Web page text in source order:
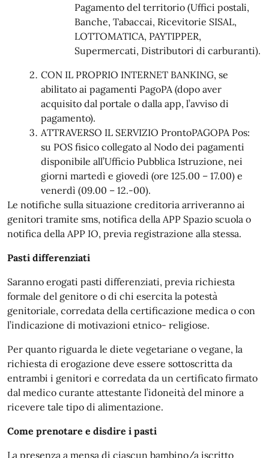
Pagamento del territorio (Uffici postali,
Banche, Tabaccai, Ricevitorie SISAL,
LOTTOMATICA, PAYTIPPER,
Supermercati, Distributori di carburanti).
CON IL PROPRIO INTERNET BANKING, se
abilitato ai pagamenti PagoPA (dopo aver
acquisito dal portale o dalla app, l’avviso di
pagamento).
ATTRAVERSO IL SERVIZIO ProntoPAGOPA Pos:
su POS fisico collegato al Nodo dei pagamenti
disponibile all’Ufficio Pubblica Istruzione, nei
giorni martedì e giovedì (ore 125.00 – 17.00) e
venerdì (09.00 – 12.-00).
Le notifiche sulla situazione creditoria arriveranno ai
genitori tramite sms, notifica della APP Spazio scuola o
notifica della APP IO, previa registrazione alla stessa.
Pasti differenziati
Saranno erogati pasti differenziati, previa richiesta
formale del genitore o di chi esercita la potestà
genitoriale, corredata della certificazione medica o con
l’indicazione di motivazioni etnico- religiose.
Per quanto riguarda le diete vegetariane o vegane, la
richiesta di erogazione deve essere sottoscritta da
entrambi i genitori e corredata da un certificato firmato
dal medico curante attestante l’idoneità del minore a
ricevere tale tipo di alimentazione.
Come prenotare e disdire i pasti
La presenza a mensa di ciascun bambino/a iscritto